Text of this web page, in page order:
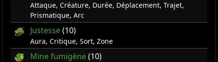
Attaque, Créature, Durée, Déplacement, Trajet,
Prismatique, Arc
Justesse(10)
Aura, Critique, Sort, Zone
Mine fumigène(10)